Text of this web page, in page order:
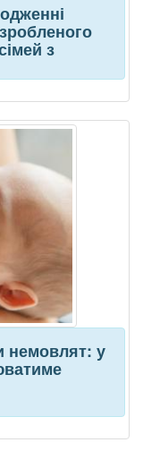
з
немовлят: у